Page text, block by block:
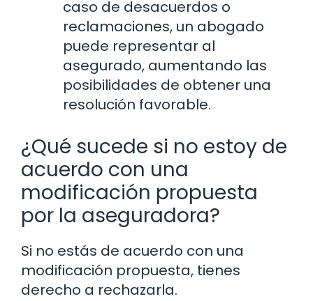
caso de desacuerdos o
reclamaciones, un abogado
puede representar al
asegurado, aumentando las
posibilidades de obtener una
resolución favorable.
¿Qué sucede si no estoy de
acuerdo con una
modificación propuesta
por la aseguradora?
Si no estás de acuerdo con una
modificación propuesta, tienes
derecho a rechazarla.